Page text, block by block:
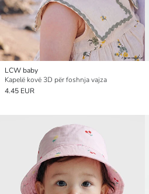
LCW baby
Kapelë kovë 3D për foshnja vajza
4.45 EUR